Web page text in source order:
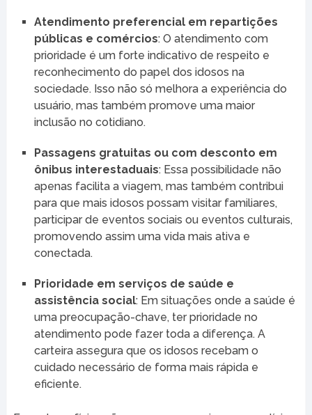
Atendimento preferencial em repartições
públicas e comércios: O atendimento com
prioridade é um forte indicativo de respeito e
reconhecimento do papel dos idosos na
sociedade. Isso não só melhora a experiência do
usuário, mas também promove uma maior
inclusão no cotidiano.
Passagens gratuitas ou com desconto em
ônibus interestaduais: Essa possibilidade não
apenas facilita a viagem, mas também contribui
para que mais idosos possam visitar familiares,
participar de eventos sociais ou eventos culturais,
promovendo assim uma vida mais ativa e
conectada.
Prioridade em serviços de saúde e
assistência social: Em situações onde a saúde é
uma preocupação-chave, ter prioridade no
atendimento pode fazer toda a diferença. A
carteira assegura que os idosos recebam o
cuidado necessário de forma mais rápida e
eficiente.